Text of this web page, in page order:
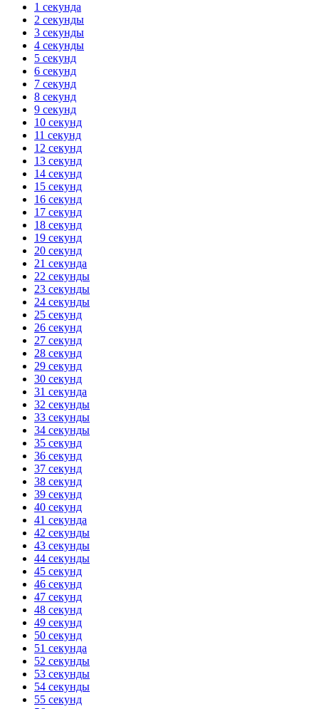
1 секунда
2 секунды
3 секунды
4 секунды
5 секунд
6 секунд
7 секунд
8 секунд
9 секунд
10 секунд
11 секунд
12 секунд
13 секунд
14 секунд
15 секунд
16 секунд
17 секунд
18 секунд
19 секунд
20 секунд
21 секунда
22 секунды
23 секунды
24 секунды
25 секунд
26 секунд
27 секунд
28 секунд
29 секунд
30 секунд
31 секунда
32 секунды
33 секунды
34 секунды
35 секунд
36 секунд
37 секунд
38 секунд
39 секунд
40 секунд
41 секунда
42 секунды
43 секунды
44 секунды
45 секунд
46 секунд
47 секунд
48 секунд
49 секунд
50 секунд
51 секунда
52 секунды
53 секунды
54 секунды
55 секунд